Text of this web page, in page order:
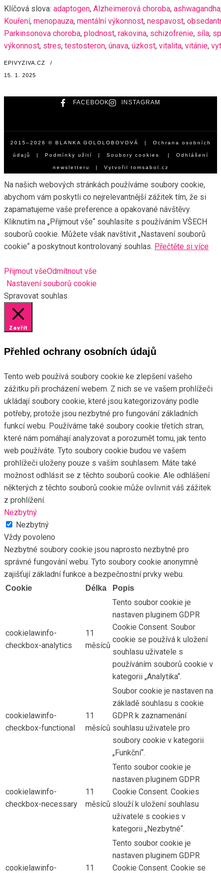
Klíčová slova: adaptogen, Alzheimerová choroba, ashwagandha
Kouření, menopauza, mentální výkonnost, nespavost,
Parkinsonova choroba, plodnost, rakovina, schizofrenie, síla,
výkonnost, stres, testosteron, únava, úzkost, vitalita, vitánie,
EPIVYZIVA.CZ /
15. 1. 2025
FACEBOOK INSTAGRAM
2015–2026 © BLANKA GOLOLOBOVOVÁ | Ochrana osobních
údajů | Podmínky užití | Soubory cookies | Odhlášení
newsletteru | Vytvořil tomsabol.cz
Na našich webových stránkách používáme soubory cookie,
abychom vám poskytli co nejrelevantnější zážitek tím, že si
zapamatujeme vaše preference a opakované návštěvy.
Kliknutím na „Přijmout vše“ souhlasíte s používáním VŠECH
souborů cookie. Můžete však navštívit „Nastavení souborů
cookie“ a poskytnout kontrolovaný souhlas. Přečtěte si více
Přijmout všeOdmítnout vše
Nastavení souborů cookie
Spravovat souhlas
Zavřít
Přehled ochrany osobních údajů
Tento web používá soubory cookie ke zlepšení vašeho
zážitku při procházení webem. Z nich se ve vašem prohlížeči
ukládají soubory cookie, které jsou kategorizovány podle
potřeby, protože jsou nezbytné pro fungování základních
funkcí webu. Používáme také soubory cookie třetích stran,
které nám pomáhají analyzovat a porozumět tomu, jak tento
web používáte. Tyto soubory cookie budou ve vašem
prohlížeči uloženy pouze s vaším souhlasem. Máte také
možnost odhlásit se z těchto souborů cookie. Ale odhlášení
některých z těchto souborů cookie může ovlivnit váš zážitek
z prohlížení.
Nezbytný
Nezbytný
Vždy povoleno
Nezbytné soubory cookie jsou naprosto nezbytné pro
správné fungování webu. Tyto soubory cookie anonymně
zajišťují základní funkce a bezpečnostní prvky webu.
Cookie Délka Popis
cookielawinfo-
checkbox-analytics
11
měsíců
Tento soubor cookie je
nastaven pluginem GDPR
Cookie Consent. Soubor
cookie se používá k uložení
souhlasu uživatele s
používáním souborů cookie v
kategorii „Analytika“.
cookielawinfo-
checkbox-functional
11
měsíců
Soubor cookie je nastaven na
základě souhlasu s cookie
GDPR k zaznamenání
souhlasu uživatele pro
soubory cookie v kategorii
„Funkční“.
cookielawinfo-
checkbox-necessary
11
měsíců
Tento soubor cookie je
nastaven pluginem GDPR
Cookie Consent. Cookies
slouží k uložení souhlasu
uživatele s cookies v
kategorii „Nezbytné“.
cookielawinfo- 11
Tento soubor cookie je
nastaven pluginem GDPR
Cookie Consent. Cookie se